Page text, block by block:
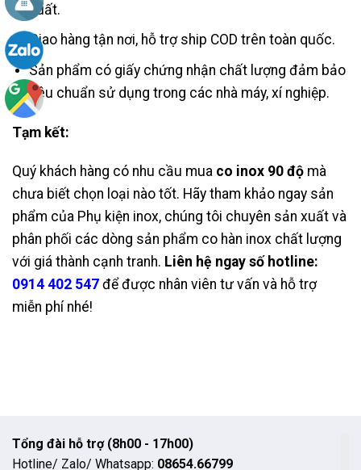
xuất.
Giao hàng tận nơi, hỗ trợ ship COD trên toàn quốc.
Sản phẩm có giấy chứng nhận chất lượng đảm bảo
tiêu chuẩn sử dụng trong các nhà máy, xí nghiệp.
Tạm kết:
Quý khách hàng có nhu cầu mua co inox 90 độ mà
chưa biết chọn loại nào tốt. Hãy tham khảo ngay sản
phẩm của Phụ kiện inox, chúng tôi chuyên sản xuất và
phân phối các dòng sản phẩm co hàn inox chất lượng
với giá thành cạnh tranh. Liên hệ ngay số hotline:
0914 402 547 để được nhân viên tư vấn và hỗ trợ
miễn phí nhé!
Tổng đài hỗ trợ (8h00 - 17h00)
Hotline/ Zalo/ Whatsapp: 08654.66799